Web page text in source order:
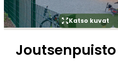
Katso kuvat
Joutsenpuisto